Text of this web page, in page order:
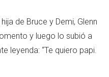
de Bruce y Demi, Glenn
y luego lo subió a
leyenda: “Te quiero papi.